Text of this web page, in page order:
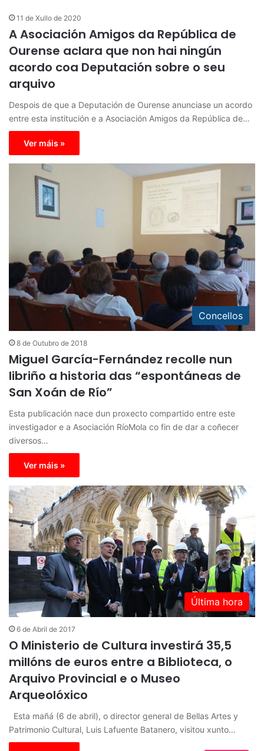
11 de Xullo de 2020
A Asociación Amigos da República de
Ourense aclara que non hai ningún
acordo coa Deputación sobre o seu
arquivo
Despois de que a Deputación de Ourense anunciase un acordo
entre esta institución e a Asociación Amigos da República de…
Ver máis »
Concellos
8 de Outubro de 2018
Miguel García-Fernández recolle nun
libriño a historia das “espontáneas de
San Xoán de Río”
Esta publicación nace dun proxecto compartido entre este
investigador e a Asociación RíoMola co fin de dar a coñecer
diversos…
Ver máis »
Última hora
6 de Abril de 2017
O Ministerio de Cultura investirá 35,5
millóns de euros entre a Biblioteca, o
Arquivo Provincial e o Museo
Arqueolóxico
Esta mañá (6 de abril), o director general de Bellas Artes y
Patrimonio Cultural, Luis Lafuente Batanero, visitou xunto…